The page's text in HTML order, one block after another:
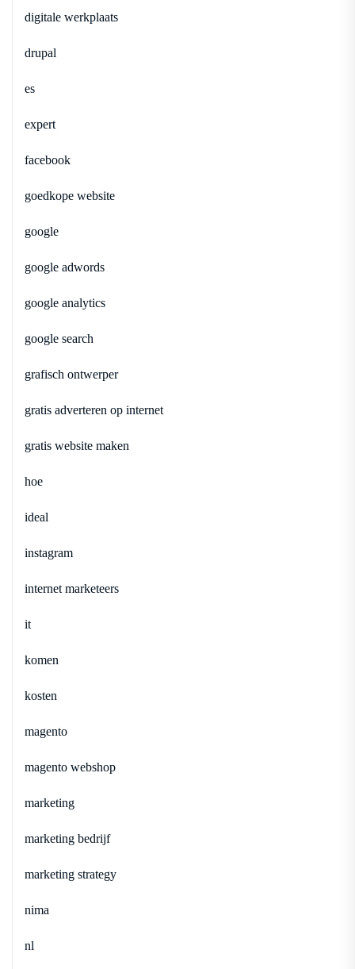
digitale werkplaats
drupal
es
expert
facebook
goedkope website
google
google adwords
google analytics
google search
grafisch ontwerper
gratis adverteren op internet
gratis website maken
hoe
ideal
instagram
internet marketeers
it
komen
kosten
magento
magento webshop
marketing
marketing bedrijf
marketing strategy
nima
nl